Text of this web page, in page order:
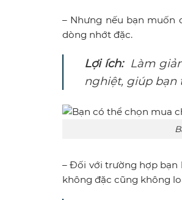
– Nhưng nếu bạn muốn
dòng nhớt đặc.
Lợi ích:Làm
nghiệt, giúp bạn
– Đối với trường hợp bạn
không đặc cũng không